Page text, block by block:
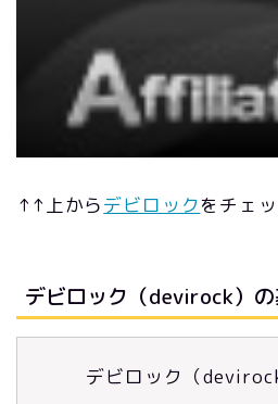
↑↑上からデビロックをチェ
デビロック（devirock）
デビロック（